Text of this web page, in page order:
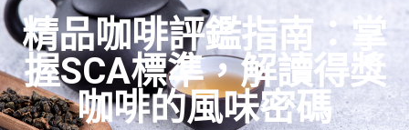
精品咖啡評鑑指南：掌
握SCA標準，解讀得獎
咖啡的風味密碼